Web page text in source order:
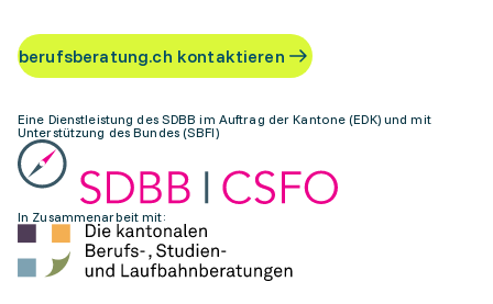
berufsberatung.ch kontaktieren
Eine Dienstleistung des SDBB im Auftrag der Kantone (EDK) und mit
Unterstützung des Bundes (SBFI)
In Zusammenarbeit mit: